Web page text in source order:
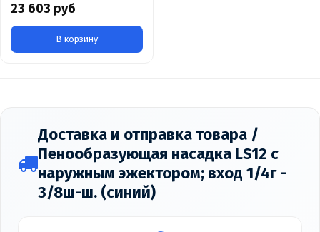
23 603 руб
В корзину
Доставка и отправка товара /
Пенообразующая насадка LS12 с
наружным эжектором; вход 1/4г -
3/8ш-ш. (синий)